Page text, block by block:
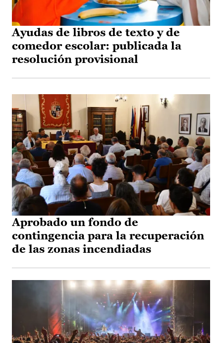
Ayudas de libros de texto y de
comedor escolar: publicada la
resolución provisional
Aprobado un fondo de
contingencia para la recuperación
de las zonas incendiadas